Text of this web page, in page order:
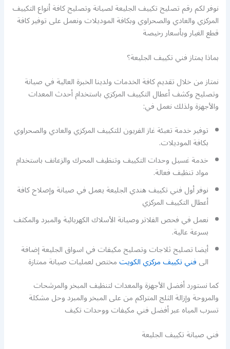
نوفر لكم رقم تصليح تكييف الجليعة لصيانة وتصليح كافة أنواع التكييف
المركزي والعادي والصحراوي وبكافة الموديلات ونعمل على توفير كافة
قطع الغيار وبأسعار رخيصة
بماذا يمتاز فني تكييف الجليعة؟
نمتاز من خلال تقديم كافة الخدمات ولدينا الخبرة العالية في صيانة
وتصليح وكشف أعطال التكييف المركزي باستخدام أحدث المعدات
والأجهزة ولذلك نعمل في:
توفير خدمة تعبئة غاز الفريون للتكييف المركزي والعادي والصحراوي
بكافة الموديلات.
خدمة غسيل وحدات التكييف وتنظيف المحرك والزعانف باستخدام
مواد تنظيف فعالة.
نوفر أول فني تكييف هندي الجليعة يعمل في صيانة وإصلاح كافة
أعطال التكييف المركزي
نعمل في فحص الفلاتر وصيانة الأسلاك الكهربائية والمبرد والمكثف
بسرعة عالية.
أيضا تصليح ثلاجات وتصليح مكيفات في اسواق الجليعة إضافة
الىفني تكييف مركزي الكويتمختص لعمليات صيانة ممتازة
كما نستورد أفضل الأجهزة والمعدات لتنظيف المبخر والمرشحات
والمروحة وإزالة الثلج المتراكم من على المبخر والمبرد وحل مشكلة
تسرب المياه عبر أفضل فني مكيفات ووحدات تكيف
فني صيانة تكييف الجليعة